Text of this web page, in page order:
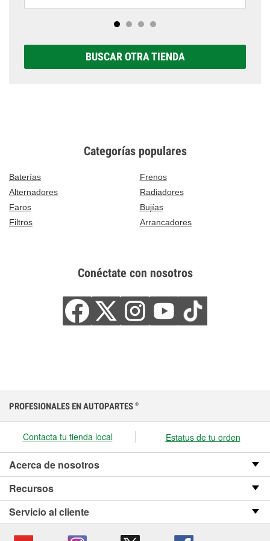
BUSCAR OTRA TIENDA
Categorías populares
Baterías
Frenos
Alternadores
Radiadores
Faros
Bujías
Filtros
Arrancadores
Conéctate con nosotros
PROFESIONALES EN AUTOPARTES ®
Contacta tu tienda local Estatus de tu orden
Acerca de nosotros
Recursos
Servicio al cliente